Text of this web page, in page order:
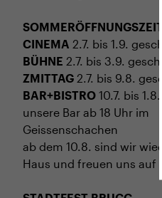
CINEMA 2.7. bis 1.9.
BÜHNE 2.7. bis 3.9.
ZMITTAG 2.7. bis 9.8.
BAR+BISTRO 10.7. bis
unsere Bar ab 18 Uhr im
Geissenschachen
ab dem 10.8. sind wir
Haus und freuen uns auf